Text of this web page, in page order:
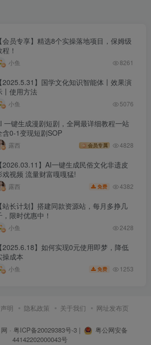
【会员专享】精选8个实操落地项目，保姆级
！
小鱼 8261
【2025.5.31】国学文化知识智能体丨效果演
丨使用方法
小鱼 5076
一键生成漫剧短剧，全网最详细教程一站
含0-1变现短剧SOP
露西 会员专属 4828
【2026.03.11】AI一键生成民俗文化非遗皮
戏视频 流量财富嘎嘎猛!
露西 免费 4382
【站长计划】搭建同款资源站，每月多挣几
，限时优惠中！
小鱼 2428
【2025.6.18】如何实现0元使用即梦，降低
操成本
小鱼 免费 1253
明 隐私政策 关于我们 网址发布页
· 粤ICP备20029383号-3|
粤公网安备
44142202000043号